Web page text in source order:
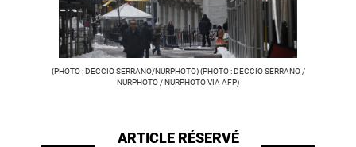
(PHOTO : DECCIO SERRANO/NURPHOTO) (PHOTO : DECCIO SERRANO /
NURPHOTO / NURPHOTO VIA AFP)
ARTICLE RÉSERVÉ